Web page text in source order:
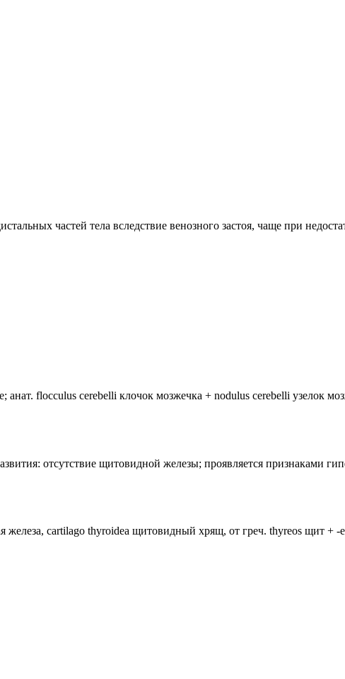
частей тела вследствие венозного застоя, чаще при
flocculus cerebelli клочок мозжечка + nodulus cerebelli узелок
отсутствие щитовидной железы; проявляется признаками
железа, cartilago thyroidea щитовидный хрящ, от греч. thyreos щит + -